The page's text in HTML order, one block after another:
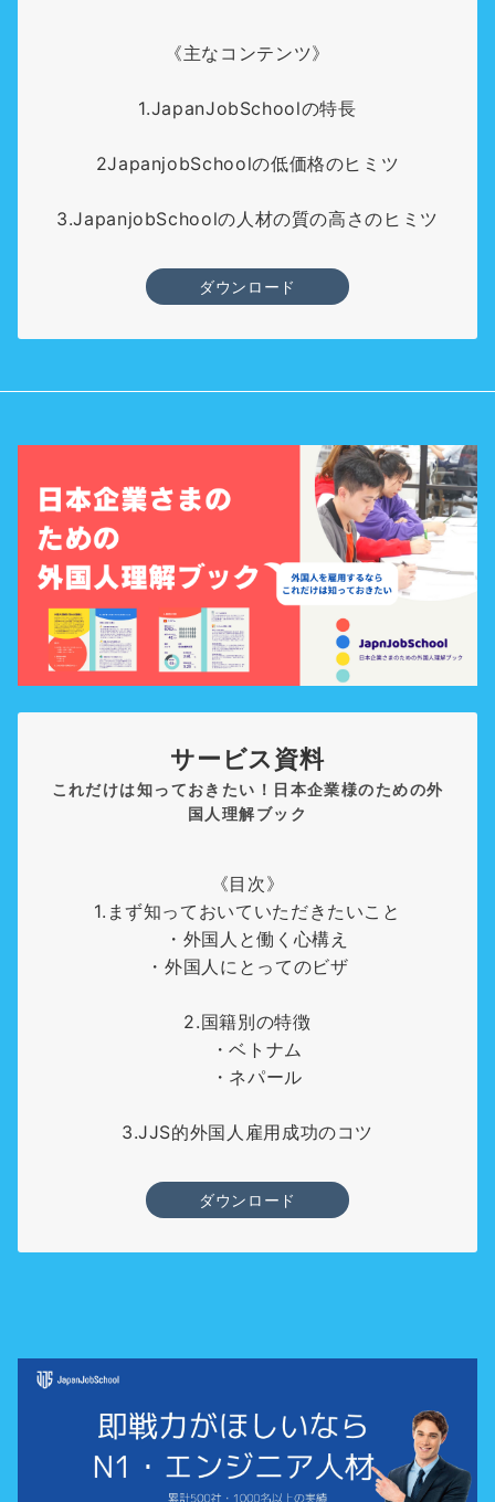
《主なコンテンツ》
1.JapanJobSchoolの特長
2JapanjobSchoolの低価格のヒミツ
3.JapanjobSchoolの人材の質の高さのヒミツ
ダウンロード
サービス資料
これだけは知っておきたい！日本企業様のための外
国人理解ブック
《目次》
1.まず知っておいていただきたいこと
・外国人と働く心構え
・外国人にとってのビザ
2.国籍別の特徴
・ベトナム
・ネパール
3.JJS的外国人雇用成功のコツ
ダウンロード